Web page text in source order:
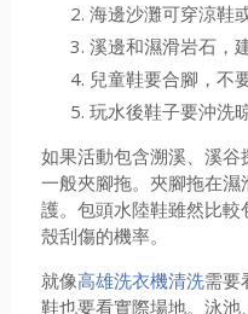
海邊沙灘可穿涼鞋
溪邊和濕滑岩石，
兒童鞋要合腳，不
玩水後鞋子要沖洗
如果活動包含溯溪、溪
一般夾腳拖。夾腳拖在
護。包頭水陸鞋雖然比
殼刮傷的機率。
就像高雄洗衣機清洗需要
鞋也要看實際場地。泳